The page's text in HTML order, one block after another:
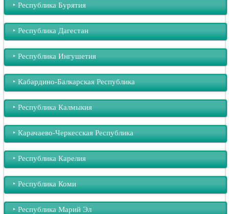
‣︎ Республика Бурятия
‣︎ Республика Дагестан
‣︎ Республика Ингушетия
‣︎ Кабардино-Балкарская Республика
‣︎ Республика Калмыкия
‣︎ Карачаево-Черкесская Республика
‣︎ Республика Карелия
‣︎ Республика Коми
‣︎ Республика Марий Эл